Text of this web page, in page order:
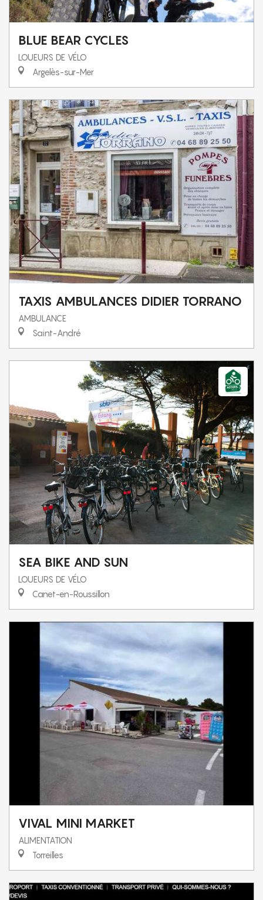
BLUE BEAR CYCLES
LOUEURS DE VÉLO
Argelès-sur-Mer
TAXIS AMBULANCES DIDIER TORRANO
AMBULANCE
Saint-André
SEA BIKE AND SUN
LOUEURS DE VÉLO
Canet-en-Roussillon
VIVAL MINI MARKET
ALIMENTATION
Torreilles